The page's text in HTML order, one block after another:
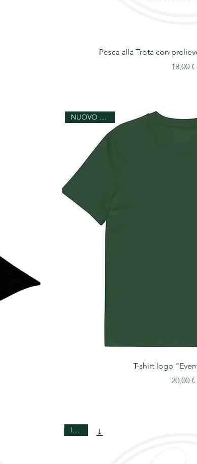
Pesca alla Trota con
18,00 €
NUOVO ARRIVO
T-shirt logo
20,00 €
Intero